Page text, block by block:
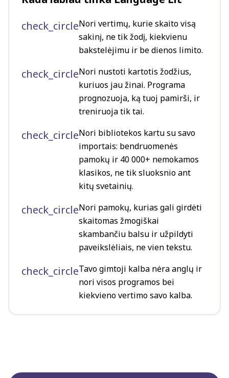
check_circleNori vertimų, kurie skaito visą
sakinį, ne tik žodį, kiekvienu
bakstelėjimu ir be dienos limito.
check_circleNori nustoti kartotis žodžius,
kuriuos jau žinai. Programa
prognozuoja, ką tuoj pamirši, ir
treniruoja tik tai.
check_circleNori bibliotekos kartu su savo
importais: bendruomenės
pamokų ir 40 000+ nemokamos
klasikos, ne tik sluoksnio ant
kitų svetainių.
check_circleNori pamokų, kurias gali girdėti
skaitomas žmogiškai
skambančiu balsu ir užpildyti
paveikslėliais, ne vien tekstu.
check_circleTavo gimtoji kalba nėra anglų ir
nori visos programos bei
kiekvieno vertimo savo kalba.